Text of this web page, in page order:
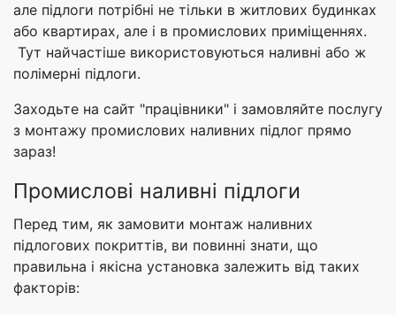
але підлоги потрібні не тільки в житлових будинках
або квартирах, але і в промислових приміщеннях.
Тут найчастіше використовуються наливні або ж
полімерні підлоги.
Заходьте на сайт "працівники" і замовляйте послугу
з монтажу промислових наливних підлог прямо
зараз!
Промислові наливні підлоги
Перед тим, як замовити монтаж наливних
підлогових покриттів, ви повинні знати, що
правильна і якісна установка залежить від таких
факторів: